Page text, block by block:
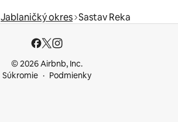
Jablaničký okres Sastav Reka
© 2026 Airbnb, Inc.
Súkromie
Podmienky